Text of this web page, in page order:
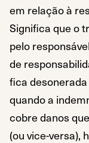
em relação à
Significa que o
pelo
de
fica
quando a
cobre danos
(ou vice-versa),